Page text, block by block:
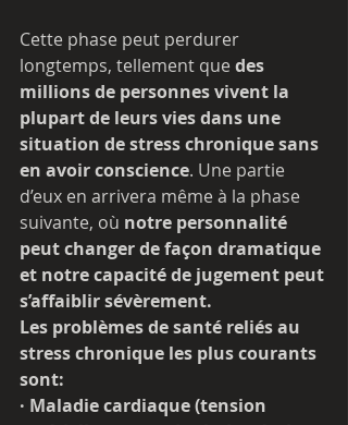
Cette phase peut perdurer
longtemps, tellement que des
millions de personnes vivent la
plupart de leurs vies dans une
situation de stress chronique sans
en avoir conscience. Une partie
d’eux en arrivera même à la phase
suivante, où notre personnalité
peut changer de façon dramatique
et notre capacité de jugement peut
s’affaiblir sévèrement.
Les problèmes de santé reliés au
stress chronique les plus courants
sont:
· Maladie cardiaque (tension